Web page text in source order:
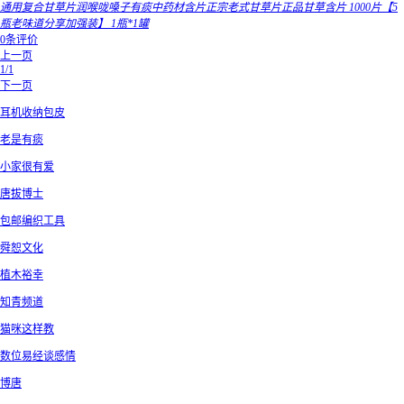
通用复合甘草片润喉咙嗓子有痰中药材含片正宗老式甘草片正品甘草含片 1000片【5
瓶老味道分享加强装】 1瓶*1罐
0条评价
上一页
1/1
下一页
耳机收纳包皮
老是有痰
小家很有爱
唐拔博士
包邮编织工具
舜恕文化
植木裕幸
知青频道
猫咪这样教
数位易经谈感情
博唐